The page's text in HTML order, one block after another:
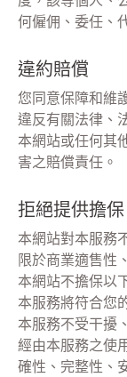
何僱佣、委任、
違約賠償
您同意保障和維
違反有關法律、
本網站或任何其
害之賠償責任。
拒絕提供擔保
本網站對本服務
限於商業適售性
本網站不擔保以
本服務將符合您
本服務不受干擾
經由本服務之使
確性、完整性、